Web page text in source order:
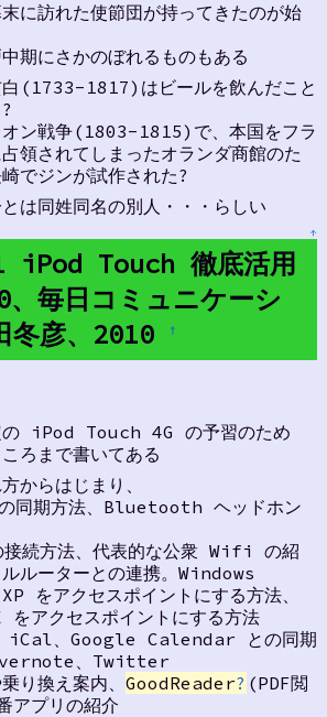
に訪れた使節団が持ってきたのが始
期にさかのぼれるものもある
白(1733-1817)はビールを飲んだこと
オン戦争(1803-1815)で、本国をフラ
領されてしまったオランダ商館のた
でジンが試作された?
は同姓同名の別人・・・らしい
↑
iPod Touch 徹底活用
毎日コミュニケーシ
冬彦、2010
†
の iPod Touch 4G の予習のため
ろまで書いてある
からはじまり、
同期方法、Bluetooth ヘッドホン
続方法、代表的な公衆 Wifi の紹
ルーターとの連携。Windows
をアクセスポイントにする方法、
アクセスポイントにする方法
iCal、Google Calendar との同期
、Twitter
り換え案内、 GoodReader? (PDF閲
アプリの紹介